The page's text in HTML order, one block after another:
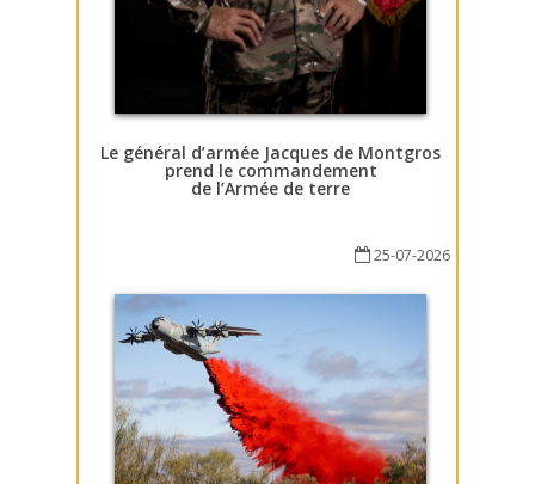
Le général d’armée Jacques de Montgros
prend le commandement
de l’Armée de terre
25-07-2026